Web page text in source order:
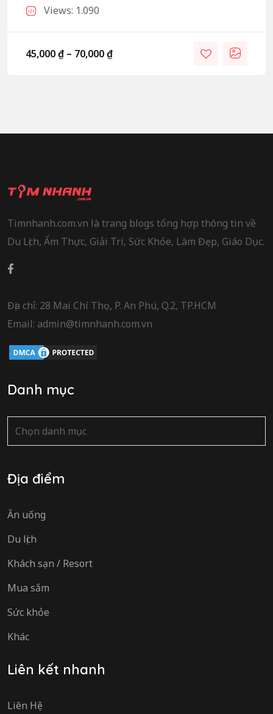
Views: 1.090
45,000₫ – 70,000₫
Timnhanh.com.vn là trang blogs tổng hợp thông tin về
Du Lịch, Ẩm Thực, Giải Trí, Sức Khỏe, Làm Đẹp, Giáo Dục.
Địa chỉ: 28 Mai Chí Thọ, P. An Phú, Q.2, TP.HCM
Email: admin@timnhanh.com.vn
Danh mục
Danh
mục
Địa điểm
Ăn uống
Du lịch
Khách sạn / Resort
Mua sắm
Sức khỏe
Khác
Liên kết nhanh
Liên Hệ